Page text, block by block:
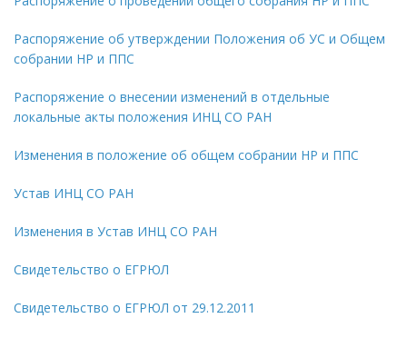
Распоряжение об утверждении Положения об УС и Общем
собрании НР и ППС
Распоряжение о внесении изменений в отдельные
локальные акты положения ИНЦ СО РАН
Изменения в положение об общем собрании НР и ППС
Устав ИНЦ СО РАН
Изменения в Устав ИНЦ СО РАН
Свидетельство о ЕГРЮЛ
Свидетельство о ЕГРЮЛ от 29.12.2011